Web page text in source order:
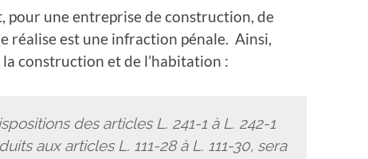
pour une entreprise de construction, de
réalise est une infraction pénale. Ainsi,
construction et de l’habitation :
des articles L. 241-1 à L. 242-1
aux articles L. 111-28 à L. 111-30, sera